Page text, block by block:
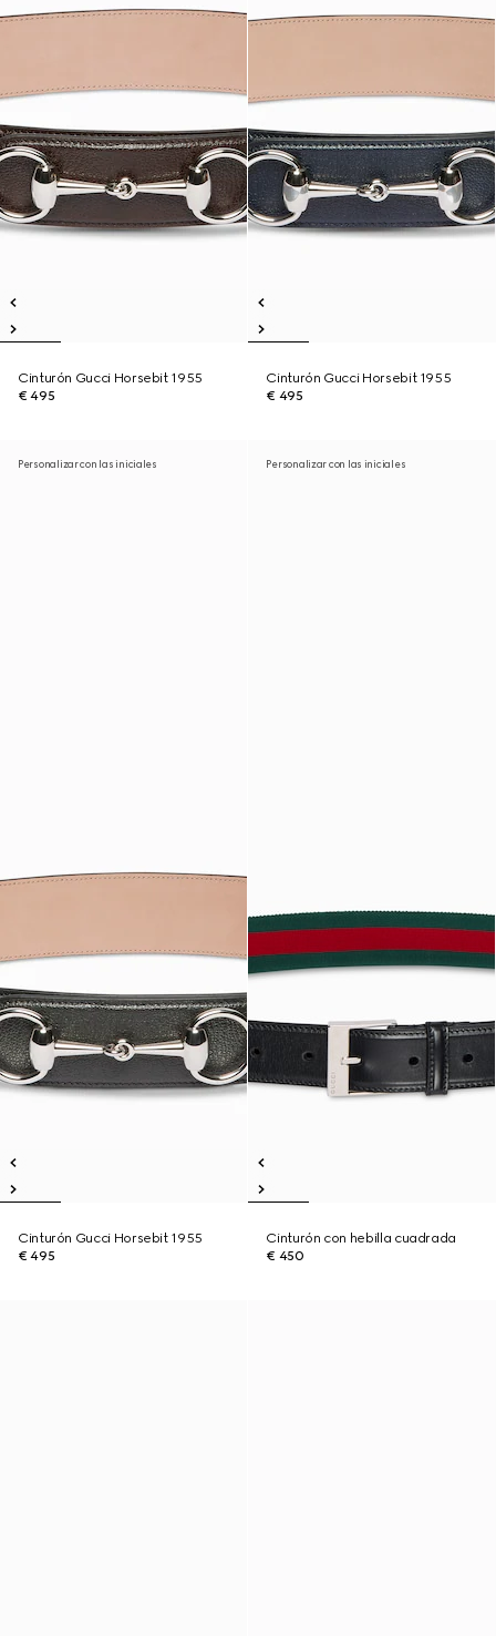
Cinturón Gucci Horsebit 1955
€ 495
Cinturón Gucci Horsebit 1955
€ 495
Personalizar con las iniciales
Cinturón Gucci Horsebit 1955
€ 495
Personalizar con las iniciales
Cinturón con hebilla cuadrada
€ 450